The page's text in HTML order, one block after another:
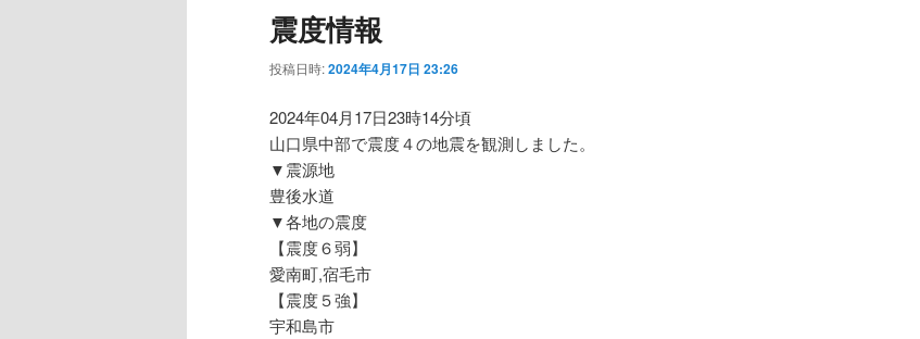
震度情報
投稿日時:2024年4月17日 23:26
2024年04月17日23時14分頃
山口県中部で震度４の地震を観測しました。
▼震源地
豊後水道
▼各地の震度
【震度６弱】
愛南町,宿毛市
【震度５強】
宇和島市